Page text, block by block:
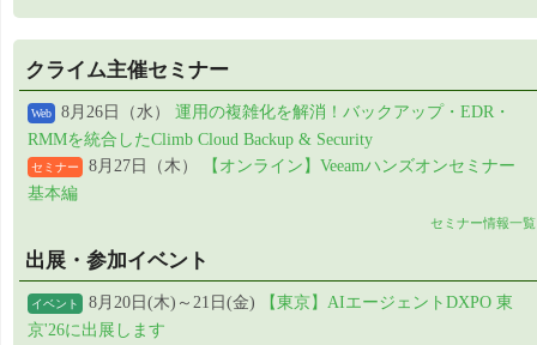
クライム主催セミナー
Web 8月26日（水） 運用の複雑化を解消！バックアップ・EDR・
RMMを統合したClimb Cloud Backup & Security
セミナー 8月27日（木）
【オンライン】Veeamハンズオンセミナー
基本編
セミナー情報一覧
出展・参加イベント
イベント 8月20日(木)～21日(金)
【東京】AIエージェントDXPO 東
京'26に出展します